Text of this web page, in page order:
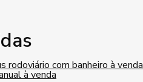
rodoviário com banheiro à venda
à venda